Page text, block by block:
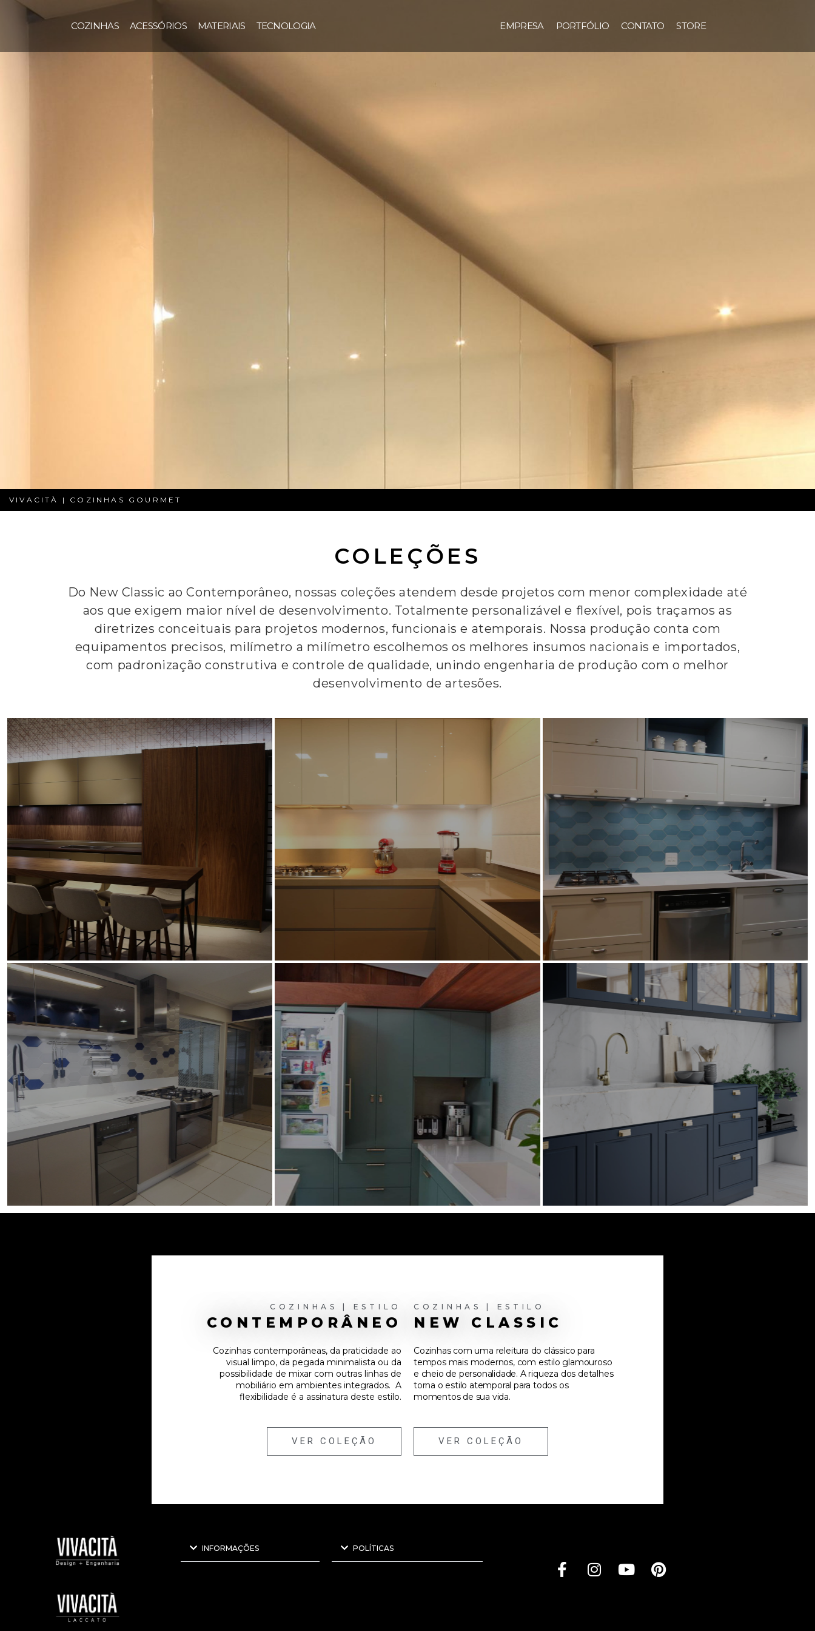
COZINHAS ACESSÓRIOS MATERIAIS TECNOLOGIA EMPRESA PORTFÓLIO CONTATO STORE
VIVACITÀ | COZINHAS GOURMET
COLEÇÕES
Do New Classic ao Contemporâneo, nossas coleções atendem desde projetos com menor complexidade até
aos que exigem maior nível de desenvolvimento. Totalmente personalizável e flexível, pois traçamos as
diretrizes conceituais para projetos modernos, funcionais e atemporais. Nossa produção conta com
equipamentos precisos, milímetro a milímetro escolhemos os melhores insumos nacionais e importados,
com padronização construtiva e controle de qualidade, unindo engenharia de produção com o melhor
desenvolvimento de artesões.
COZINHAS | ESTILO
CONTEMPORÂNEO
Cozinhas contemporâneas, da praticidade ao
visual limpo, da pegada minimalista ou da
possibilidade de mixar com outras linhas de
mobiliário em ambientes integrados. A
flexibilidade é a assinatura deste estilo.
VER COLEÇÃO
COZINHAS | ESTILO
NEW CLASSIC
Cozinhas com uma releitura do clássico para
tempos mais modernos, com estilo glamouroso
e cheio de personalidade. A riqueza dos detalhes
torna o estilo atemporal para todos os
momentos de sua vida.
VER COLEÇÃO
INFORMAÇÕES POLÍTICAS